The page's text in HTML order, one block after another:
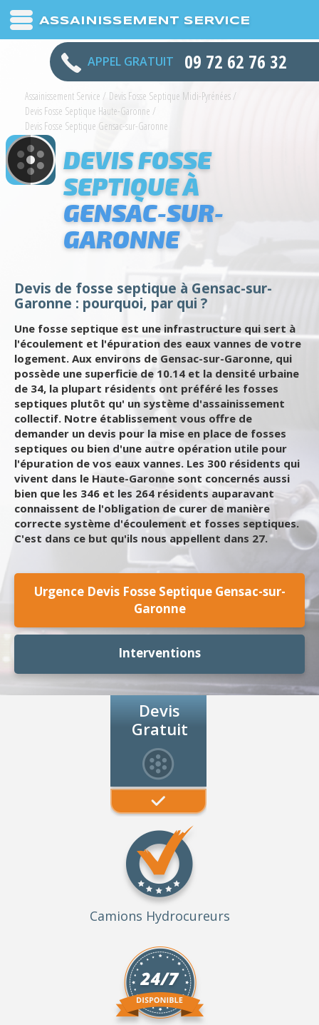
ASSAINISSEMENT SERVICE
APPEL GRATUIT 09 72 62 76 32
Assainissement Service / Devis Fosse Septique Midi-Pyrénées/
Devis Fosse Septique Haute-Garonne /
Devis Fosse Septique Gensac-sur-Garonne
DEVIS FOSSE
SEPTIQUE À
GENSAC-SUR-
GARONNE
Devis de fosse septique à Gensac-sur-
Garonne : pourquoi, par qui ?
Une fosse septique est une infrastructure qui sert à
l'écoulement et l'épuration des eaux vannes de votre
logement. Aux environs de Gensac-sur-Garonne, qui
possède une superficie de 10.14 et la densité urbaine
de 34, la plupart résidents ont préféré les fosses
septiques plutôt qu' un système d'assainissement
collectif. Notre établissement vous offre de
demander un devis pour la mise en place de fosses
septiques ou bien d'une autre opération utile pour
l'épuration de vos eaux vannes. Les 300 résidents qui
vivent dans le Haute-Garonne sont concernés aussi
bien que les 346 et les 264 résidents auparavant
connaissent de l'obligation de curer de manière
correcte système d'écoulement et fosses septiques.
C'est dans ce but qu'ils nous appellent dans 27.
Urgence Devis Fosse Septique Gensac-sur-
Garonne
Interventions
Devis
Gratuit
Camions Hydrocureurs